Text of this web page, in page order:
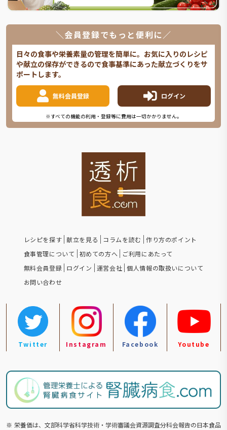
＼会員登録でもっと便利に／
日々の食事や栄養素量の管理を簡単に。お気に入りのレシピ
や献立の保存ができるので食事基準にあった献立づくりをサ
ポートします。
無料会員登録 ログイン
※すべての機能の利用・登録等に費用は一切かかりません。
レシピを探す 献立を見る コラムを読む
作り方のポイント
食事管理について
初めての方へ
ご利用にあたって
無料会員登録 ログイン 運営会社 個人情報の取扱いについて
お問い合わせ
Twitter Instagram Facebook Youtube
※ 栄養価は、文部科学省科学技術・学術審議会資源調査分科会報告の⽇本食品